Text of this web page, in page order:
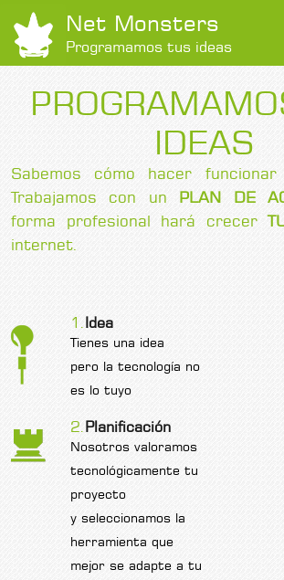
Net Monsters
Programamos tus ideas
IDEAS
Sabemos cómo hacer
Trabajamos con un PLAN DE
forma profesional hará crecer
internet.
1.Idea
Tienes una idea
pero la tecnología no
es lo tuyo
2.Planificación
Nosotros valoramos
tecnológicamente tu
proyecto
y seleccionamos la
herramienta que
mejor se adapte a tu